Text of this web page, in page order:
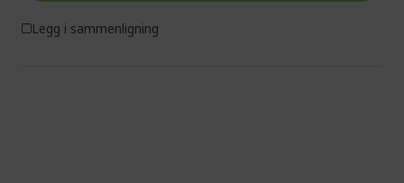
Legg i sammenligning